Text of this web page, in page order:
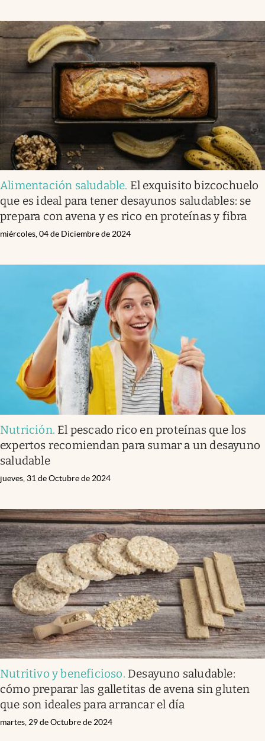
Alimentación saludable. El exquisito bizcochuelo
que es ideal para tener desayunos saludables: se
prepara con avena y es rico en proteínas y fibra
miércoles, 04 de Diciembre de 2024
Nutrición. El pescado rico en proteínas que los
expertos recomiendan para sumar a un desayuno
saludable
jueves, 31 de Octubre de 2024
Nutritivo y beneficioso. Desayuno saludable:
cómo preparar las galletitas de avena sin gluten
que son ideales para arrancar el día
martes, 29 de Octubre de 2024